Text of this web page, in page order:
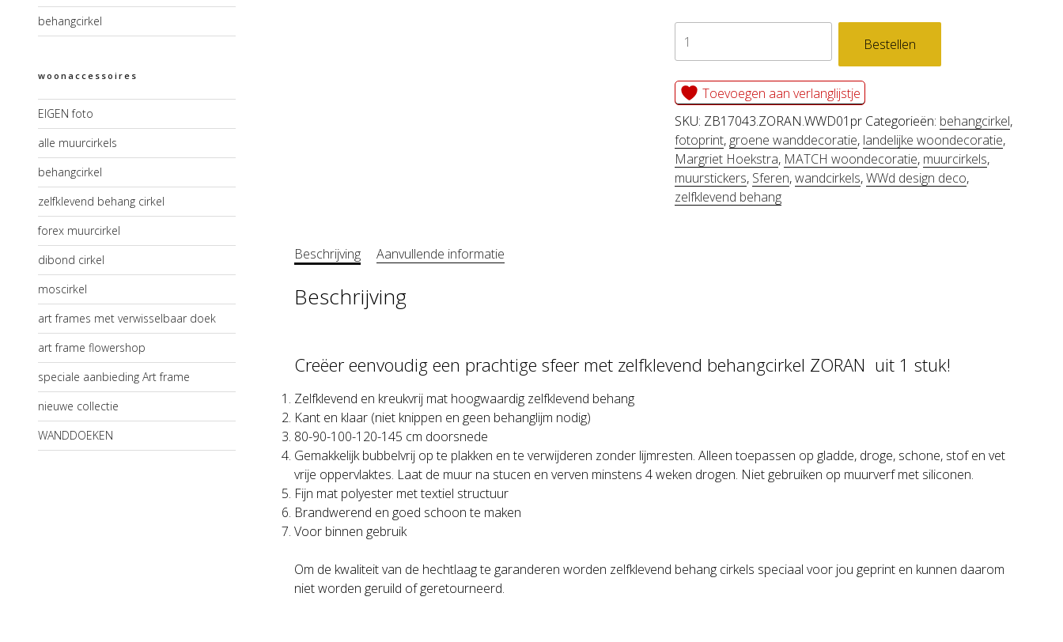
zelfklevend
behangcirkel
ZORAN
aantal
Bestellen
Toevoegen aan verlanglijstje
SKU: ZB17043.ZORAN.WWD01pr Categorieën: behangcirkel,
fotoprint, groene wanddecoratie, landelijke woondecoratie,
Margriet Hoekstra, MATCH woondecoratie, muurcirkels,
muurstickers, Sferen,wandcirkels,WWd design deco,
zelfklevend behang
Beschrijving Aanvullende informatie
Beschrijving
Creëer eenvoudig een prachtige sfeer met zelfklevend behangcirkel ZORAN uit 1 stuk!
Zelfklevend en kreukvrij mat hoogwaardig zelfklevend behang
Kant en klaar (niet knippen en geen behanglijm nodig)
80-90-100-120-145 cm doorsnede
Gemakkelijk bubbelvrij op te plakken en te verwijderen zonder lijmresten. Alleen toepassen op gladde, droge, schone, stof en vet
vrije oppervlaktes. Laat de muur na stucen en verven minstens 4 weken drogen. Niet gebruiken op muurverf met siliconen.
Fijn mat polyester met textiel structuur
Brandwerend en goed schoon te maken
Voor binnen gebruik
Om de kwaliteit van de hechtlaag te garanderen worden zelfklevend behang cirkels speciaal voor jou geprint en kunnen daarom
niet worden geruild of geretourneerd.
behangcirkel
woonaccessoires
EIGEN foto
alle muurcirkels
behangcirkel
zelfklevend behang cirkel
forex muurcirkel
dibond cirkel
moscirkel
art frames met verwisselbaar doek
art frame flowershop
speciale aanbieding Art frame
nieuwe collectie
WANDDOEKEN